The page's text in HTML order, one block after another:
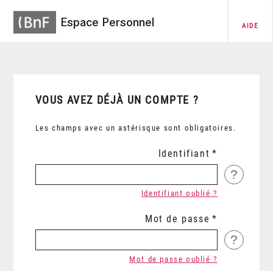
Espace Personnel AIDE
VOUS AVEZ DÉJÀ UN COMPTE ?
Les champs avec un astérisque sont obligatoires.
Identifiant
?
Identifiant oublié ?
Mot de passe
?
Mot de passe oublié ?